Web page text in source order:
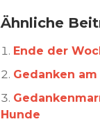
Ähnliche
Ende der
Gedanken
Hunde